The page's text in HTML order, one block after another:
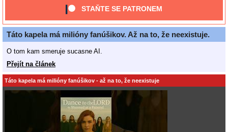
STAŇTE SE PATRONEM
Táto kapela má milióny fanúšikov. Až na to, že neexistuje.
O tom kam smeruje sucasne AI.
Přejít na článek
Táto kapela má milióny fanúšikov - až na to, že neexistuje